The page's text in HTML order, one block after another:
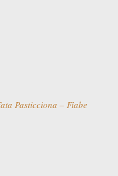
Pasticciona – Fiabe